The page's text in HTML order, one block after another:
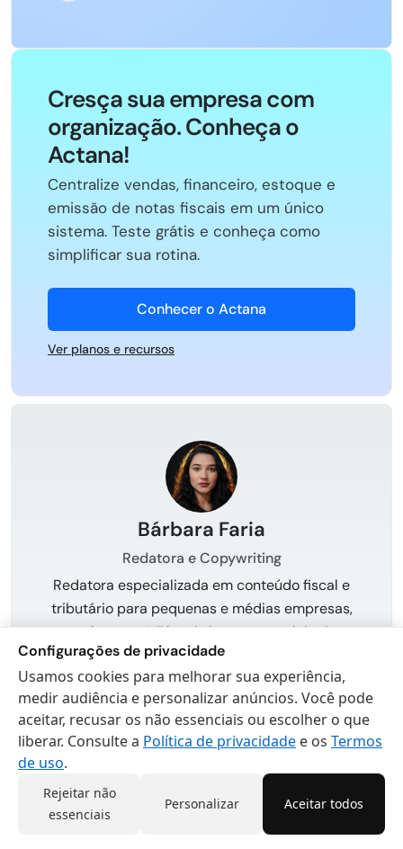
Cresça sua empresa com
organização. Conheça o
Actana!
Centralize vendas, financeiro, estoque e
emissão de notas fiscais em um único
sistema. Teste grátis e conheça como
simplificar sua rotina.
Conhecer o Actana
Ver planos e recursos
Bárbara Faria
Redatora e Copywriting
Redatora especializada em conteúdo fiscal e
tributário para pequenas e médias empresas,
com foco em NFSe, obrigações municipais e
linguagem acessível para empreendedores.
Ver bio completa
Posts Recentes
Configurações de privacidade
Usamos cookies para melhorar sua experiência,
medir audiência e personalizar anúncios. Você pode
aceitar, recusar os não essenciais ou escolher o que
liberar. Consulte a Política de privacidade e os Termos
de uso.
Rejeitar não
essenciais
Personalizar Aceitar todos